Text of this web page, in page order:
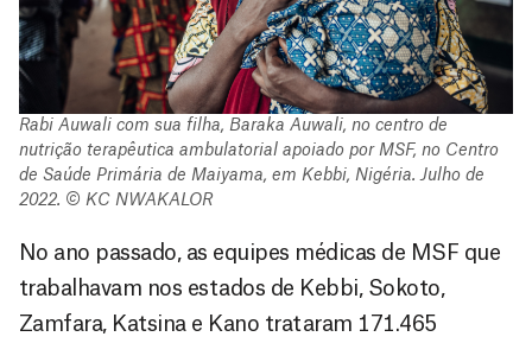
Rabi Auwali com sua filha, Baraka Auwali, no centro de
nutrição terapêutica ambulatorial apoiado por MSF, no Centro
de Saúde Primária de Maiyama, em Kebbi, Nigéria. Julho de
2022. © KC NWAKALOR
No ano passado, as equipes médicas de MSF que
trabalhavam nos estados de Kebbi, Sokoto,
Zamfara, Katsina e Kano trataram 171.465